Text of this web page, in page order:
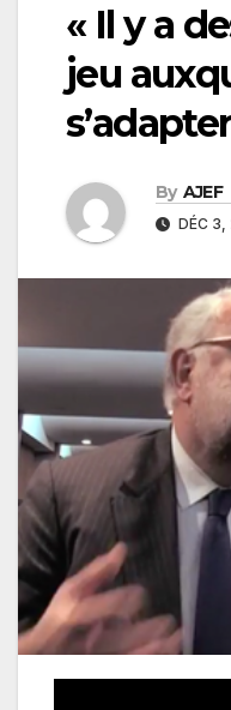
« Il y a
jeu
By AJEF
DÉC 3,